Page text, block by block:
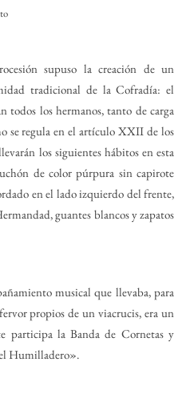
supuso la creación de un
tradicional de la Cofradía: el
los hermanos, tanto de carga
se regula en el artículo XXII de los
los siguientes hábitos en esta
de color púrpura sin capirote
en el lado izquierdo del frente,
guantes blancos y zapatos
musical que llevaba, para
propios de un viacrucis, era un
participa la Banda de Cornetas y
Humilladero».